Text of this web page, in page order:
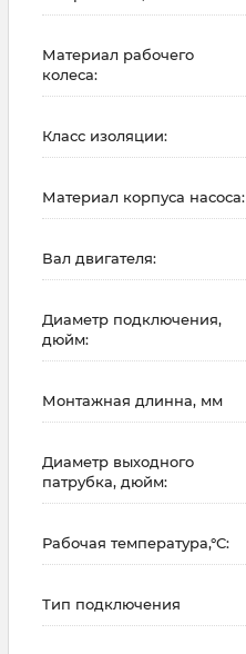
Материал рабочего
колеса:
Класс изоляции:
Материал корпуса насоса:
Вал двигателя:
Диаметр подключения,
дюйм:
Монтажная длинна, мм
Диаметр выходного
патрубка, дюйм:
Рабочая температура,°С:
Тип подключения